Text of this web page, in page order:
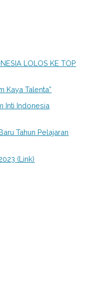
LOLOS KE TOP
Kaya Talenta”
Inti Indonesia
Tahun Pelajaran
(Link)